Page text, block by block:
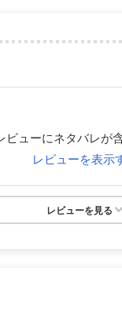
ビューにネタバレが
レビューを表示
レビューを見る